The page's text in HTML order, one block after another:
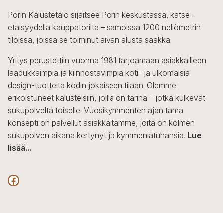
tehdä
valinnat
tuotteen
sivulla.
Porin Kalustetalo sijaitsee Porin keskustassa, katse-
etäisyydellä kauppatorilta – samoissa 1200 neliömetrin
tiloissa, joissa se toiminut aivan alusta saakka.
Yritys perustettiin vuonna 1981 tarjoamaan asiakkailleen
laadukkaimpia ja kiinnostavimpia koti- ja ulkomaisia
design-tuotteita kodin jokaiseen tilaan. Olemme
erikoistuneet kalusteisiin, joilla on tarina – jotka kulkevat
sukupolvelta toiselle. Vuosikymmenten ajan tämä
konsepti on palvellut asiakkaitamme, joita on kolmen
sukupolven aikana kertynyt jo kymmeniätuhansia. Lue
lisää...
F